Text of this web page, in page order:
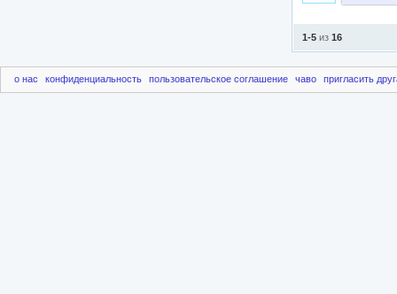
1-5 из 16
о нас конфиденциальность пользовательское соглашение чаво пригласить